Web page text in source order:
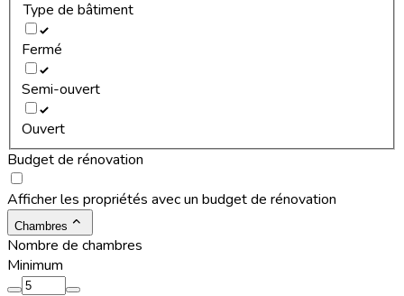
Type de bâtiment
Fermé
Semi-ouvert
Ouvert
Budget de rénovation
Afficher les propriétés avec un budget de rénovation
Chambres
Nombre de chambres
Minimum